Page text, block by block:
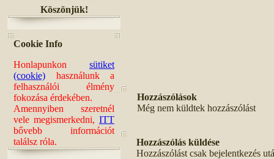
Köszönjük!
Cookie Info
Honlapunkon sütiket
(cookie) használunk a
felhasználói élmény
fokozása érdekében.
Amennyiben szeretnél
vele megismerkedni, ITT
bővebb információt
találsz róla.
Hozzászólások
Még nem küldtek hozzászólást
Hozzászólás küldése
Hozzászólást csak bejelentkezés